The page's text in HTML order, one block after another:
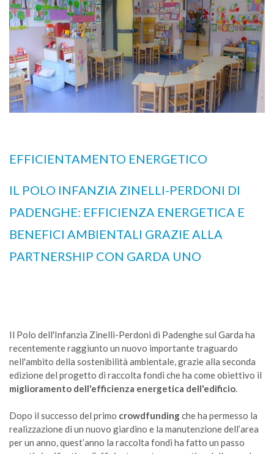
EFFICIENTAMENTO ENERGETICO
IL POLO INFANZIA ZINELLI-PERDONI DI
PADENGHE: EFFICIENZA ENERGETICA E
BENEFICI AMBIENTALI GRAZIE ALLA
PARTNERSHIP CON GARDA UNO
Il Polo dell'Infanzia Zinelli-Perdoni di Padenghe sul Garda ha
recentemente raggiunto un nuovo importante traguardo
nell'ambito della sostenibilità ambientale, grazie alla seconda
edizione del progetto di raccolta fondi che ha come obiettivo il
miglioramento dell'efficienza energetica dell'edificio.
Dopo il successo del primo crowdfundingche ha permesso la
realizzazione di un nuovo giardino e la manutenzione dell’area
per un anno, quest’anno la raccolta fondi ha fatto un passo